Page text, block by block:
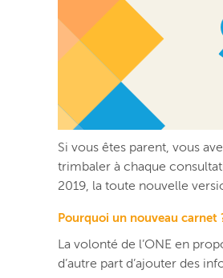
Si vous êtes parent, vous
trimbaler à chaque
2019, la toute nouvelle
Pourquoi un nouveau carnet
La volonté de l’ONE en
d’autre part d’ajouter des